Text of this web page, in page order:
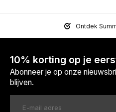
Ontdek
10% korting op je
Abonneer je op onze
blijven.